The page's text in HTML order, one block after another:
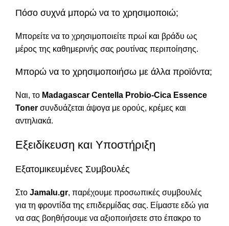
Πόσο συχνά μπορώ να το χρησιμοποιώ;
Μπορείτε να το χρησιμοποιείτε πρωί και βράδυ ως
μέρος της καθημερινής σας ρουτίνας περιποίησης.
Μπορώ να το χρησιμοποιήσω με άλλα προϊόντα;
Ναι, το Madagascar Centella Probio-Cica Essence
Toner συνδυάζεται άψογα με ορούς, κρέμες και
αντηλιακά.
Εξειδίκευση και Υποστήριξη
Εξατομικευμένες Συμβουλές
Στο Jamalu.gr, παρέχουμε προσωπικές συμβουλές
για τη φροντίδα της επιδερμίδας σας. Είμαστε εδώ για
να σας βοηθήσουμε να αξιοποιήσετε στο έπακρο τo